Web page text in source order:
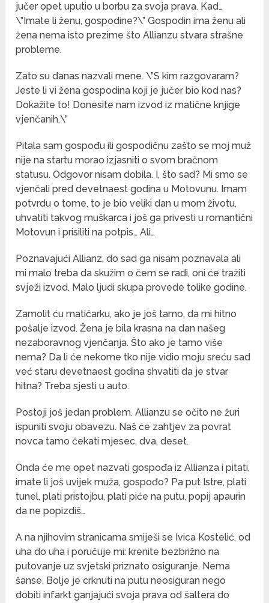
jučer opet uputio u borbu za svoja prava. Kad…
\”Imate li ženu, gospodine?\” Gospodin ima ženu ali
žena nema isto prezime što Allianzu stvara strašne
probleme.
Zato su danas nazvali mene. \”S kim razgovaram?
Jeste li vi žena gospodina koji je jučer bio kod nas?
Dokažite to! Donesite nam izvod iz matične knjige
vjenčanih.\”
Pitala sam gospođu ili gospodičnu zašto se moj muž
nije na startu morao izjasniti o svom bračnom
statusu. Odgovor nisam dobila. I, što sad? Mi smo se
vjenčali pred devetnaest godina u Motovunu. Imam
potvrdu o tome, to je bio veliki dan u mom životu,
uhvatiti takvog muškarca i još ga privesti u romantični
Motovun i prisiliti na potpis… Ali…
Poznavajući Allianz, do sad ga nisam poznavala ali
mi malo treba da skužim o čem se radi, oni će tražiti
svježi izvod. Malo ljudi skupa provede tolike godine.
Zamolit ću matičarku, ako je još tamo, da mi hitno
pošalje izvod. Žena je bila krasna na dan našeg
nezaboravnog vjenčanja. Što ako je tamo više
nema? Da li će nekome tko nije vidio moju sreću sad
već staru devetnaest godina shvatiti da je stvar
hitna? Treba sjesti u auto.
Postoji još jedan problem. Allianzu se očito ne žuri
ispuniti svoju obavezu. Naš će zahtjev za povrat
novca tamo čekati mjesec, dva, deset.
Onda će me opet nazvati gospođa iz Allianza i pitati,
imate li još uvijek muža, gospođo? Pa put Istre, plati
tunel, plati pristojbu, plati piće na putu, popij apaurin
da ne popizdiš…
A na njihovim stranicama smiješi se Ivica Kostelić, od
uha do uha i poručuje mi: krenite bezbrižno na
putovanje uz svjetski priznato osiguranje. Nema
šanse. Bolje je crknuti na putu neosiguran nego
dobiti infarkt ganjajući svoja prava od šaltera do